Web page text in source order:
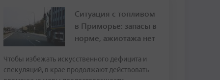
Ситуация с топливом
в Приморье: запасы в
норме, ажиотажа нет
Чтобы избежать искусственного дефицита и
спекуляций, в крае продолжают действовать